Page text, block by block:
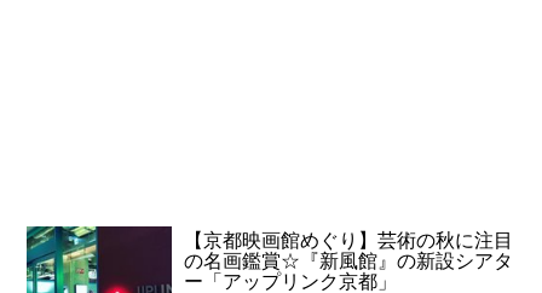
【京都映画館めぐり】芸術の秋に注目
の名画鑑賞☆『新風館』の新設シアタ
ー「アップリンク京都」